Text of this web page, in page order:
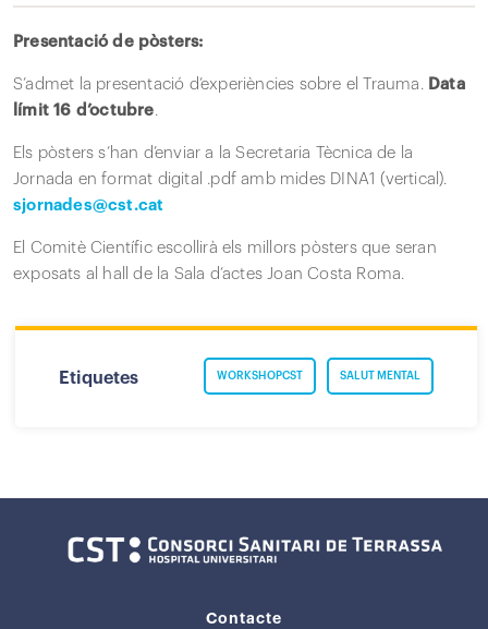
Presentació de pòsters:
S’admet la presentació d’experiències sobre el Trauma. Data
límit 16 d’octubre.
Els pòsters s’han d’enviar a la Secretaria Tècnica de la
Jornada en format digital .pdf amb mides DINA1 (vertical).
sjornades@cst.cat
El Comitè Científic escollirà els millors pòsters que seran
exposats al hall de la Sala d’actes Joan Costa Roma.
Etiquetes SALUT MENTAL
WORKSHOPCST
Contacte